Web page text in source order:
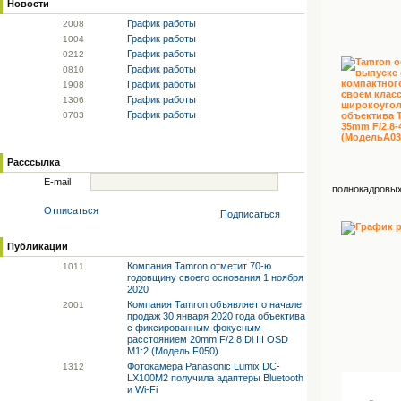
Новости
2008 График работы
1004 График работы
0212 График работы
0810 График работы
1908 График работы
1306 График работы
0703 График работы
Расссылка
E-mail
Отписаться Подписаться
Публикации
1011
Компания Tamron отметит 70-ю
годовщину своего основания 1 ноября
2020
2001
Компания Tamron объявляет о начале
продаж 30 января 2020 года объектива
с фиксированным фокусным
расстоянием 20mm F/2.8 Di III OSD
M1:2 (Модель F050)
1312
Фотокамера Panasonic Lumix DC-
LX100M2 получила адаптеры Bluetooth
и Wi-Fi